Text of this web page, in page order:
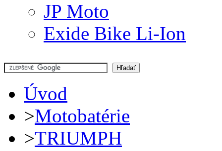
JP Moto
Exide Bike Li-Ion
Úvod
>Motobatérie
>TRIUMPH